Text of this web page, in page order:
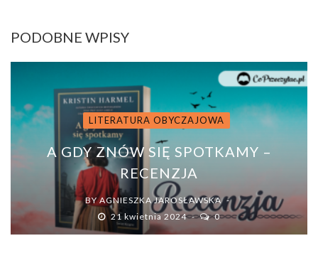
PODOBNE WPISY
LITERATURA OBYCZAJOWA
A GDY ZNÓW SIĘ SPOTKAMY –
RECENZJA
BYAGNIESZKA JAROSŁAWSKA
21 kwietnia 2024
0